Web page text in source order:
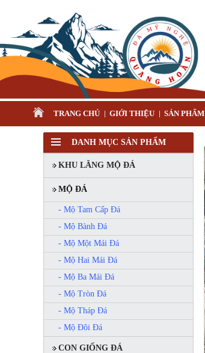
TRANG CHỦ GIỚI THIỆU SẢN PHẨM
DANH MỤC SẢN PHẨM
KHU LĂNG MỘ ĐÁ
MỘ ĐÁ
- Mộ Tam Cấp Đá
- Mộ Bành Đá
- Mộ Một Mái Đá
- Mộ Hai Mái Đá
- Mộ Ba Mái Đá
- Mộ Tròn Đá
- Mộ Tháp Đá
- Mộ Đôi Đá
CON GIỐNG ĐÁ
MỘ ĐÔI ĐÁ XANH RÊU